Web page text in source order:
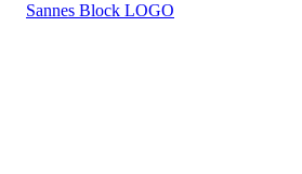
LOGO